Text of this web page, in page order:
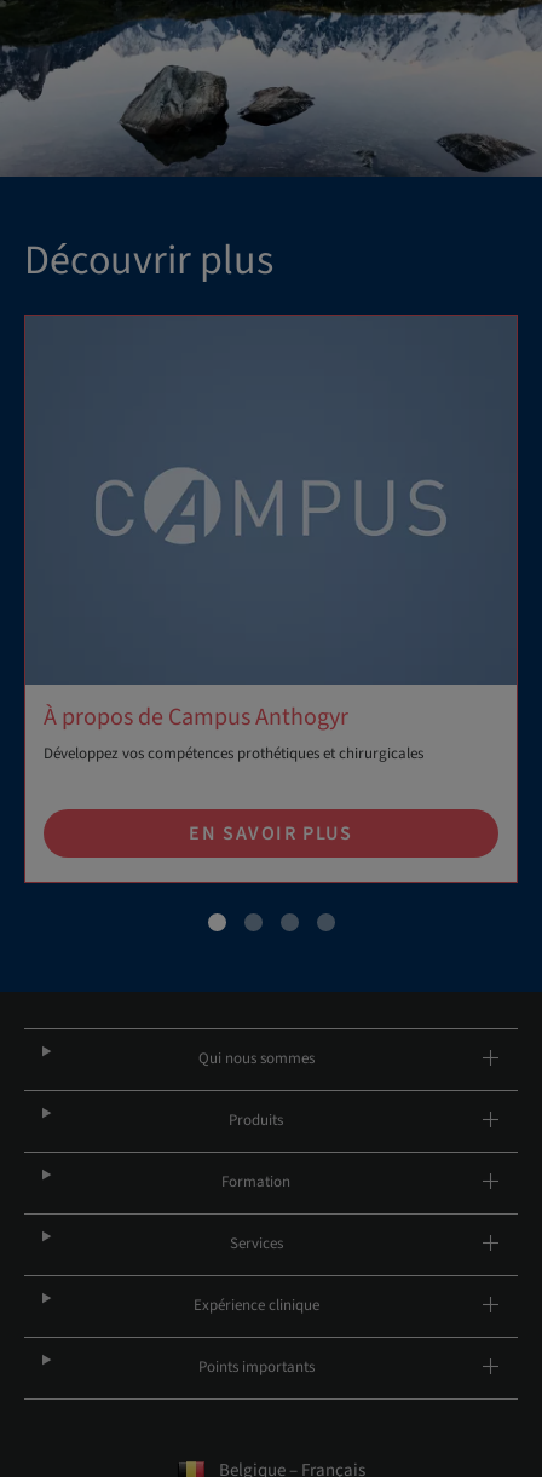
Découvrir plus
À propos de Campus Anthogyr
Développez vos compétences prothétiques et chirurgicales
EN SAVOIR PLUS
Qui nous sommes
Produits
Formation
Services
Expérience clinique
Points importants
Belgique – Français